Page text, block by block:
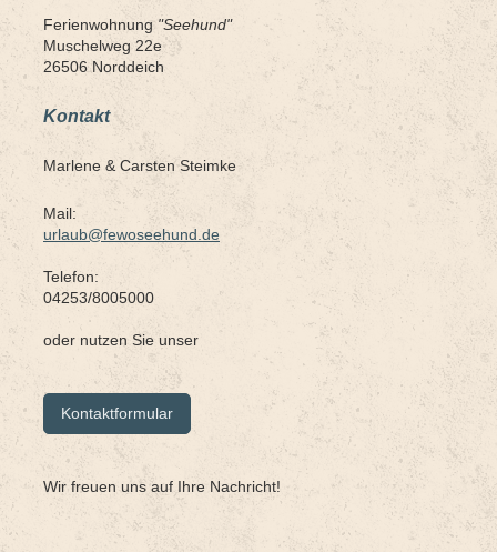
Ferienwohnung"Seehund"
Muschelweg 22e
26506 Norddeich
Kontakt
Marlene & Carsten Steimke
Mail:
urlaub@fewoseehund.de
Telefon:
04253/8005000
oder nutzen Sie unser
Kontaktformular
Wir freuen uns auf Ihre Nachricht!